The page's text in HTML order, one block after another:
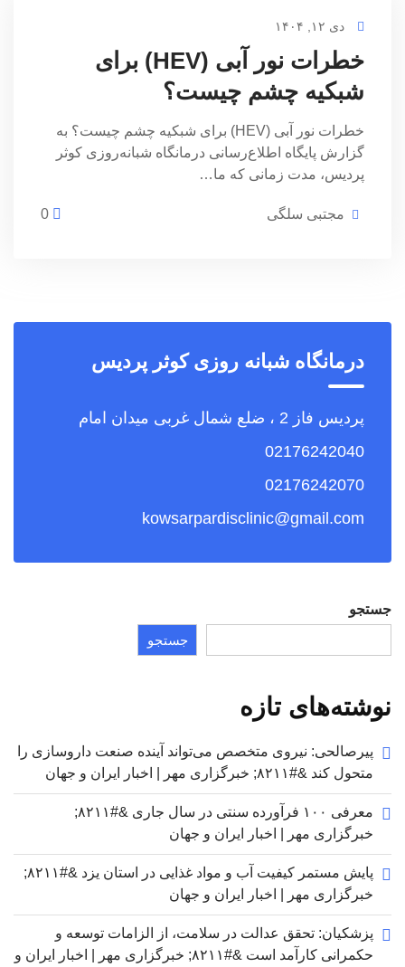
دی ۱۲, ۱۴۰۴
خطرات نور آبی (HEV) برای
شبکیه چشم چیست؟
خطرات نور آبی (HEV) برای شبکیه چشم چیست؟ به
گزارش پایگاه اطلاع‌رسانی درمانگاه شبانه‌روزی کوثر
پردیس، مدت زمانی که ما…
مجتبی سلگی
درمانگاه شبانه روزی کوثر پردیس
پردیس فاز 2 ، ضلع شمال غربی میدان امام
02176242040
02176242070
kowsarpardisclinic@gmail.com
جستجو
جستجو
نوشته‌های تازه
پیرصالحی: نیروی متخصص می‌تواند آینده صنعت داروسازی را
متحول کند &#۸۲۱۱; خبرگزاری مهر | اخبار ایران و جهان
معرفی ۱۰۰ فرآورده سنتی در سال جاری &#۸۲۱۱;
خبرگزاری مهر | اخبار ایران و جهان
پایش مستمر کیفیت آب و مواد غذایی در استان یزد &#۸۲۱۱;
خبرگزاری مهر | اخبار ایران و جهان
پزشکیان: تحقق عدالت در سلامت، از الزامات توسعه و
حکمرانی کارآمد است &#۸۲۱۱; خبرگزاری مهر | اخبار ایران و